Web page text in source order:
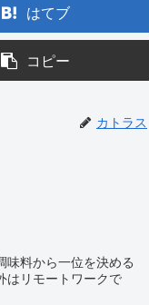
はてブ
コピー
カトラス
味料から一位を決める
はリモートワークで